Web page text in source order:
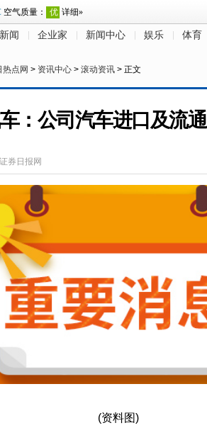
新闻 企业家 新闻中心 娱乐 体育
热点网 > 资讯中心 > 滚动资讯 > 正文
：公司汽车进口及流
证券日报网
(资料图)